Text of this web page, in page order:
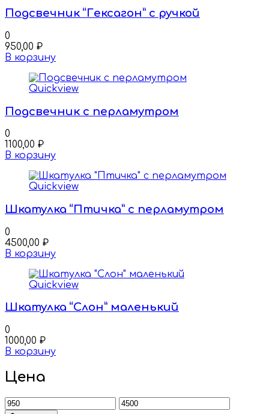
Подсвечник “Гексагон” с ручкой
0
950,00 ₽
В корзину
Quickview
Подсвечник с перламутром
0
1100,00 ₽
В корзину
Quickview
Шкатулка “Птичка” с перламутром
0
4500,00 ₽
В корзину
Quickview
Шкатулка “Слон” маленький
0
1000,00 ₽
В корзину
Цена
Минимальная
Максимальная